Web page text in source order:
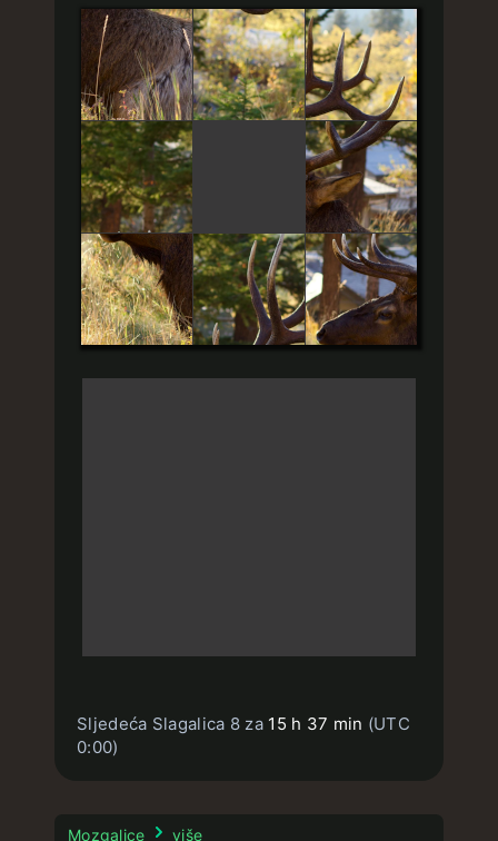
Sljedeća Slagalica 8 za 15 h 37 min (UTC
0:00)
Mozgalice više